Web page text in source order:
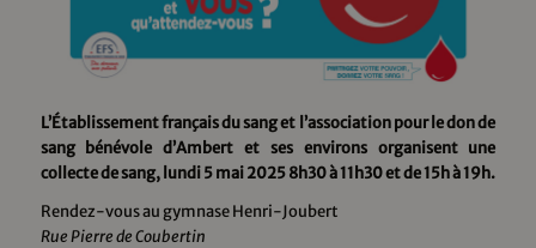
L’Établissement français du sang et l’association pour le don de
sang bénévole d’Ambert et ses environs organisent une
collecte de sang, lundi 5 mai 2025 8h30 à 11h30 et de 15h à 19h.
Rendez-vous au gymnase Henri-Joubert
Rue Pierre de Coubertin